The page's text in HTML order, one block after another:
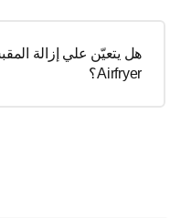
هل يتعيّن علي إزالة
Airfryer؟